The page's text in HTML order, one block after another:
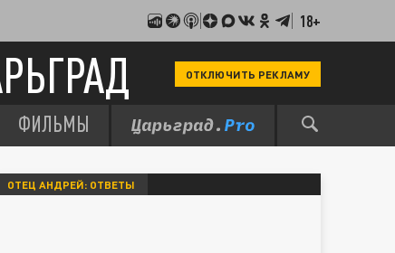
18+
ОТКЛЮЧИТЬ РЕКЛАМУ
ФИЛЬМЫ
ОТЕЦ АНДРЕЙ: ОТВЕТЫ